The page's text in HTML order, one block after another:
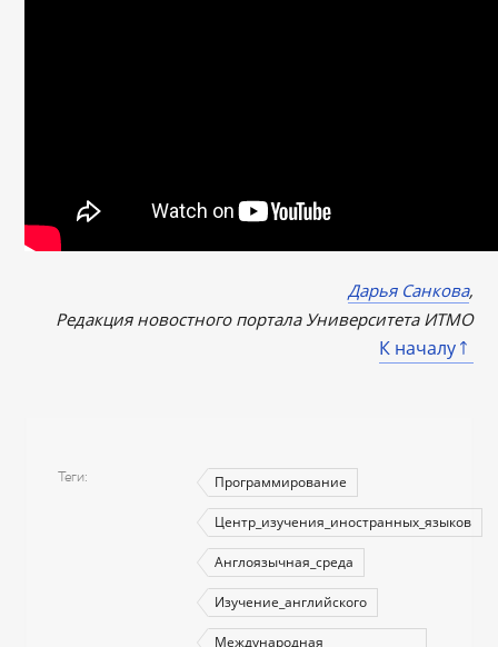
Дарья Санкова,
Редакция новостного портала Университета ИТМО
К началу
Теги Программирование
Центр_изучения_иностранных_языков
Англоязычная_среда
Изучение_английского
Международная